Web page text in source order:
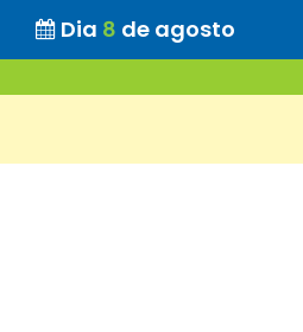
Dia 8 de agosto